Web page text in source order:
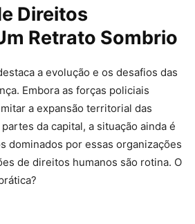
Direitos
Retrato Sombrio
a evolução e os desafios das
Embora as forças policiais
a expansão territorial das
da capital, a situação ainda é
dominados por essas organizações
de direitos humanos são rotina. O